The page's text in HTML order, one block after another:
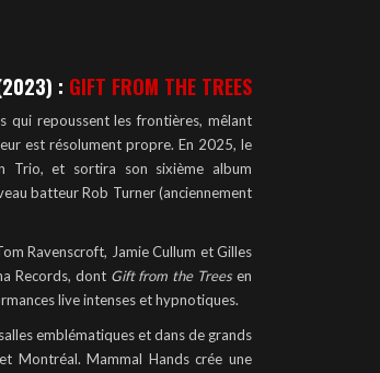
: GIFT FROM THE TREES
qui repoussent les frontières, mêlant
est résolument propre. En 2025, le
Trio, et sortira son sixième album
batteur Rob Turner (anciennement
Ravenscroft, Jamie Cullum et Gilles
Records, dont Gift from the Treesen
live intenses et hypnotiques.
emblématiques et dans de grands
Montréal. Mammal Hands crée une